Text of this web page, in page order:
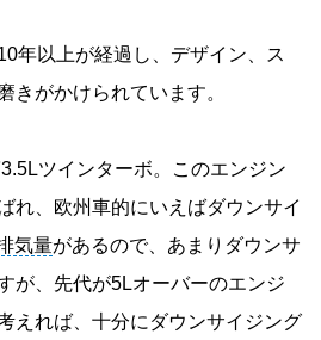
年以上が経過し、デザイン、ス
きがかけられています。
ツインターボ。このエンジン
れ、欧州車的にいえばダウンサイ
気量があるので、あまりダウンサ
が、先代が5Lオーバーのエンジ
えれば、十分にダウンサイジング